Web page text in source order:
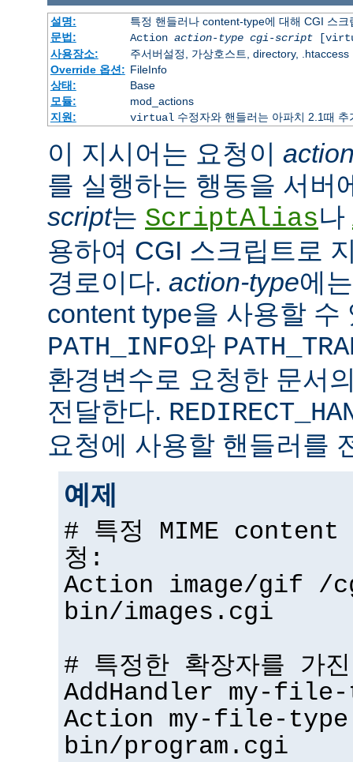
설명:
특정 핸들러나 content-type에 대해 CGI 스크
문법:
Action action-type cgi-script
사용장소:
주서버설정, 가상호스트, directory, .htaccess
Override 옵션: FileInfo
상태:
Base
모듈:
mod_actions
지원:
virtual 수정자와 핸들러는 아파치 2.1때 추
이 지시어는 요청이
를 실행하는 행동을 서버
script는 ScriptAlias나
용하여 CGI 스크립트로
경로이다. action-type에
content type을 사용할 수
PATH_INFO와
환경변수로 요청한 문서
전달한다.
요청에 사용할 핸들러를
예제
# 특정 MIME content
청:
Action image/gif /
bin/images.cgi
# 특정한 확장자를 가
AddHandler my-
Action my-file-
bin/program.cgi